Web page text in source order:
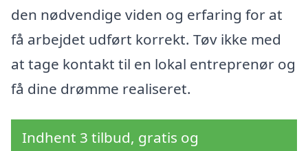
den nødvendige viden og erfaring for at
få arbejdet udført korrekt. Tøv ikke med
at tage kontakt til en lokal entreprenør og
få dine drømme realiseret.
Indhent 3 tilbud, gratis og